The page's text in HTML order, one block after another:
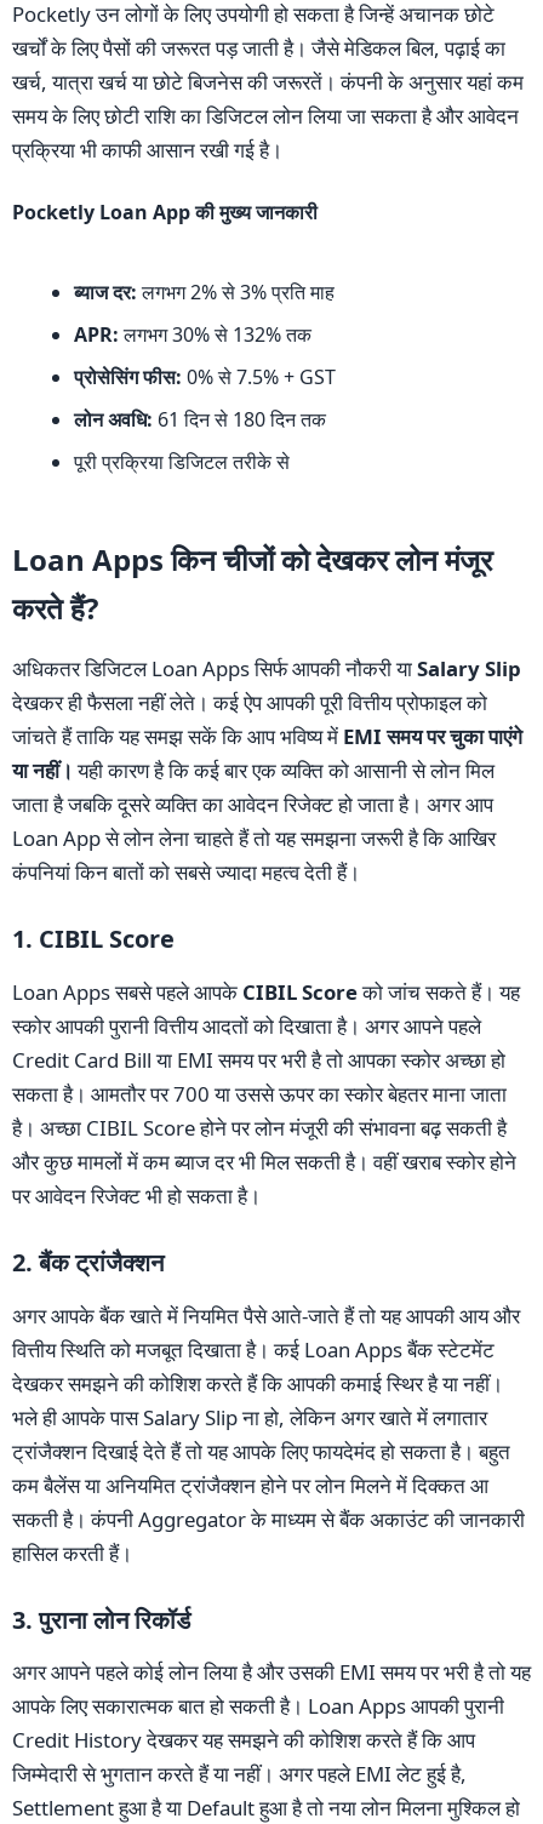
Pocketly उन लोगों के लिए उपयोगी हो सकता है जिन्हें अचानक छोटे
खर्चों के लिए पैसों की जरूरत पड़ जाती है। जैसे मेडिकल बिल, पढ़ाई का
खर्च, यात्रा खर्च या छोटे बिजनेस की जरूरतें। कंपनी के अनुसार यहां कम
समय के लिए छोटी राशि का डिजिटल लोन लिया जा सकता है और आवेदन
प्रक्रिया भी काफी आसान रखी गई है।
Pocketly Loan App की मुख्य जानकारी
ब्याज दर:लगभग 2% से 3% प्रति माह
APR:लगभग 30% से 132% तक
प्रोसेसिंग फीस: 0% से 7.5% + GST
लोन अवधि: 61 दिन से 180 दिन तक
पूरी प्रक्रिया डिजिटल तरीके से
Loan Apps किन चीजों को देखकर लोन मंजूर
करते हैं?
अधिकतर डिजिटल Loan Apps सिर्फ आपकी नौकरी याSalary Slip
देखकर ही फैसला नहीं लेते। कई ऐप आपकी पूरी वित्तीय प्रोफाइल को
जांचते हैं ताकि यह समझ सकें कि आप भविष्य में EMI समय पर चुका पाएंगे
या नहीं। यही कारण है कि कई बार एक व्यक्ति को आसानी से लोन मिल
जाता है जबकि दूसरे व्यक्ति का आवेदन रिजेक्ट हो जाता है। अगर आप
Loan App से लोन लेना चाहते हैं तो यह समझना जरूरी है कि आखिर
कंपनियां किन बातों को सबसे ज्यादा महत्व देती हैं।
1. CIBIL Score
Loan Apps सबसे पहले आपके CIBIL Scoreको जांच सकते हैं। यह
स्कोर आपकी पुरानी वित्तीय आदतों को दिखाता है। अगर आपने पहले
Credit Card Bill या EMI समय पर भरी है तो आपका स्कोर अच्छा हो
सकता है। आमतौर पर 700 या उससे ऊपर का स्कोर बेहतर माना जाता
है। अच्छा CIBIL Score होने पर लोन मंजूरी की संभावना बढ़ सकती है
और कुछ मामलों में कम ब्याज दर भी मिल सकती है। वहीं खराब स्कोर होने
पर आवेदन रिजेक्ट भी हो सकता है।
2. बैंक ट्रांजैक्शन
अगर आपके बैंक खाते में नियमित पैसे आते-जाते हैं तो यह आपकी आय और
वित्तीय स्थिति को मजबूत दिखाता है। कई Loan Apps बैंक स्टेटमेंट
देखकर समझने की कोशिश करते हैं कि आपकी कमाई स्थिर है या नहीं।
भले ही आपके पास Salary Slip ना हो, लेकिन अगर खाते में लगातार
ट्रांजैक्शन दिखाई देते हैं तो यह आपके लिए फायदेमंद हो सकता है। बहुत
कम बैलेंस या अनियमित ट्रांजैक्शन होने पर लोन मिलने में दिक्कत आ
सकती है। कंपनी Aggregator के माध्यम से बैंक अकाउंट की जानकारी
हासिल करती हैं।
3. पुराना लोन रिकॉर्ड
अगर आपने पहले कोई लोन लिया है और उसकी EMI समय पर भरी है तो यह
आपके लिए सकारात्मक बात हो सकती है। Loan Apps आपकी पुरानी
Credit History देखकर यह समझने की कोशिश करते हैं कि आप
जिम्मेदारी से भुगतान करते हैं या नहीं। अगर पहले EMI लेट हुई है,
Settlement हुआ है या Default हुआ है तो नया लोन मिलना मुश्किल हो